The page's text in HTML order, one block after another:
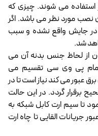
می شوند. چیزی که
نصب مورد نظر می باشد. اگر
در جایش واقع نشده و سبب
شد.
از لحاظ جنس بدنه آن می
تمام پی وی سی تقسیم می
عبور می کند نیاز است تا در
برقرار گردد. در این حالت
تا سیم ارت کابل شبکه به
جریانات القایی تا چاه ارت